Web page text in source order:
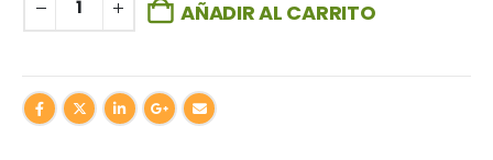
AÑADIR AL CARRITO